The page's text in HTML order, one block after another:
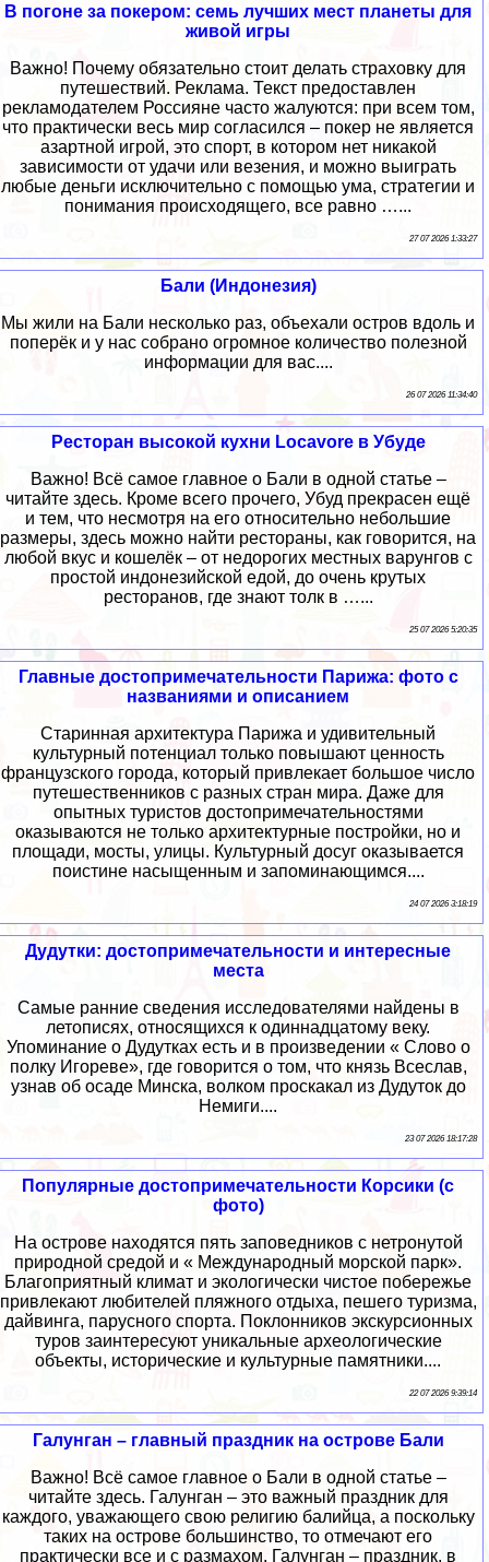
В погоне за покером: семь лучших мест планеты для
живой игры
Важно! Почему обязательно стоит делать страховку для
путешествий. Реклама. Текст предоставлен
рекламодателем Россияне часто жалуются: при всем том,
что практически весь мир согласился – покер не является
азартной игрой, это спорт, в котором нет никакой
зависимости от удачи или везения, и можно выиграть
любые деньги исключительно с помощью ума, стратегии и
понимания происходящего, все равно …...
27 07 2026 1:33:27
Бали (Индонезия)
Мы жили на Бали несколько раз, объехали остров вдоль и
поперёк и у нас собрано огромное количество полезной
информации для вас....
26 07 2026 11:34:40
Ресторан высокой кухни Locavore в Убуде
Важно! Всё самое главное о Бали в одной статье –
читайте здесь. Кроме всего прочего, Убуд прекрасен ещё
и тем, что несмотря на его относительно небольшие
размеры, здесь можно найти рестораны, как говорится, на
любой вкус и кошелёк – от недорогих местных варунгов с
простой индонезийской едой, до очень крутых
ресторанов, где знают толк в …...
25 07 2026 5:20:35
Главные достопримечательности Парижа: фото с
названиями и описанием
Старинная архитектура Парижа и удивительный
культурный потенциал только повышают ценность
французского города, который привлекает большое число
путешественников с разных стран мира. Даже для
опытных туристов достопримечательностями
оказываются не только архитектурные постройки, но и
площади, мосты, улицы. Культурный досуг оказывается
поистине насыщенным и запоминающимся....
24 07 2026 3:18:19
Дудутки: достопримечательности и интересные
места
Самые ранние сведения исследователями найдены в
летописях, относящихся к одиннадцатому веку.
Упоминание о Дудутках есть и в произведении « Слово о
полку Игореве», где говорится о том, что князь Всеслав,
узнав об осаде Минска, волком проскакал из Дудуток до
Немиги....
23 07 2026 18:17:28
Популярные достопримечательности Корсики (с
фото)
На острове находятся пять заповедников с нетронутой
природной средой и « Международный морской парк».
Благоприятный климат и экологически чистое побережье
привлекают любителей пляжного отдыха, пешего туризма,
дайвинга, парусного спорта. Поклонников экскурсионных
туров заинтересуют уникальные археологические
объекты, исторические и культурные памятники....
22 07 2026 9:39:14
Галунган – главный праздник на острове Бали
Важно! Всё самое главное о Бали в одной статье –
читайте здесь. Галунган – это важный праздник для
каждого, уважающего свою религию балийца, а поскольку
таких на острове большинство, то отмечают его
практически все и с размахом. Галунган – праздник, в